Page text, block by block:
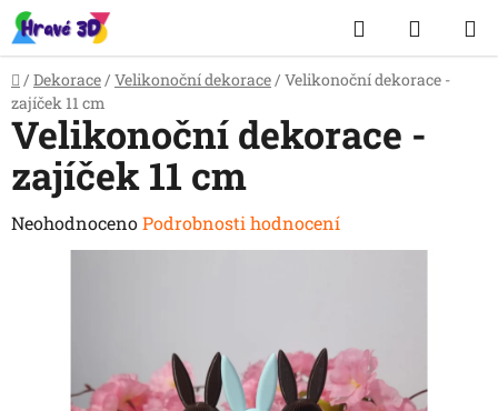
Přejít
na
obsah
Hledat
KOŠÍK
Domů
/ Dekorace / Velikonoční dekorace / Velikonoční dekorace -
zajíček 11 cm
Velikonoční dekorace -
zajíček 11 cm
Průměrné
hodnocení
NeohodnocenoPodrobnosti hodnocení